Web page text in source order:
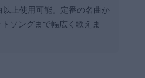
以上使用可能。定番の名曲か
ソングまで幅広く歌えま